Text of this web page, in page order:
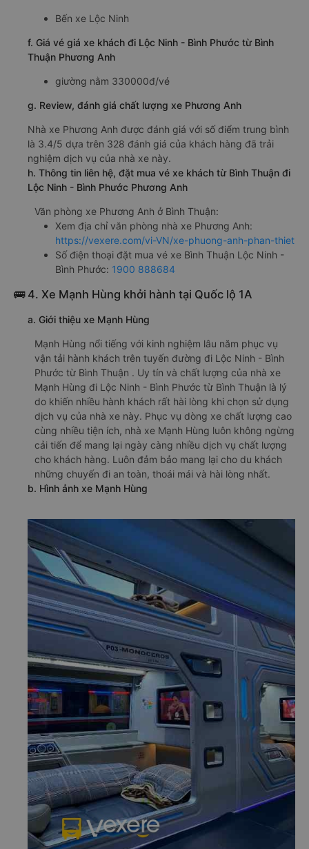
Bến xe Lộc Ninh
f. Giá vé giá xe khách đi Lộc Ninh - Bình Phước từ Bình
Thuận Phương Anh
giường nằm 330000đ/vé
g. Review, đánh giá chất lượng xe Phương Anh
Nhà xe Phương Anh được đánh giá với số điểm trung bình
là 3.4/5 dựa trên 328 đánh giá của khách hàng đã trải
nghiệm dịch vụ của nhà xe này.
h. Thông tin liên hệ, đặt mua vé xe khách từ Bình Thuận đi
Lộc Ninh - Bình Phước Phương Anh
Văn phòng xe Phương Anh ở Bình Thuận:
Xem địa chỉ văn phòng nhà xe Phương Anh:
https://vexere.com/vi-VN/xe-phuong-anh-phan-thiet
Số điện thoại đặt mua vé xe Bình Thuận Lộc Ninh -
Bình Phước: 1900 888684
🚌 4. Xe Mạnh Hùng khởi hành tại Quốc lộ 1A
a. Giới thiệu xe Mạnh Hùng
Mạnh Hùng nổi tiếng với kinh nghiệm lâu năm phục vụ
vận tải hành khách trên tuyến đường đi Lộc Ninh - Bình
Phước từ Bình Thuận . Uy tín và chất lượng của nhà xe
Mạnh Hùng đi Lộc Ninh - Bình Phước từ Bình Thuận là lý
do khiến nhiều hành khách rất hài lòng khi chọn sử dụng
dịch vụ của nhà xe này. Phục vụ dòng xe chất lượng cao
cùng nhiều tiện ích, nhà xe Mạnh Hùng luôn không ngừng
cải tiến để mang lại ngày càng nhiều dịch vụ chất lượng
cho khách hàng. Luôn đảm bảo mang lại cho du khách
những chuyến đi an toàn, thoái mái và hài lòng nhất.
b. Hình ảnh xe Mạnh Hùng